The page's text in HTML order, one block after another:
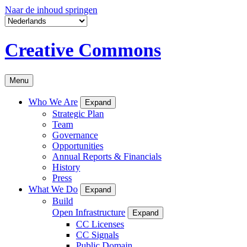
Naar de inhoud springen
Creative Commons
Menu
Who We Are Expand
Strategic Plan
Team
Governance
Opportunities
Annual Reports & Financials
History
Press
What We Do
Expand
Build
Open Infrastructure
Expand
CC Licenses
CC Signals